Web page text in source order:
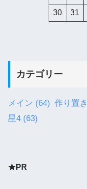
30
31
カテゴリー
メイン (64) 作り置き
星4 (63)
★PR